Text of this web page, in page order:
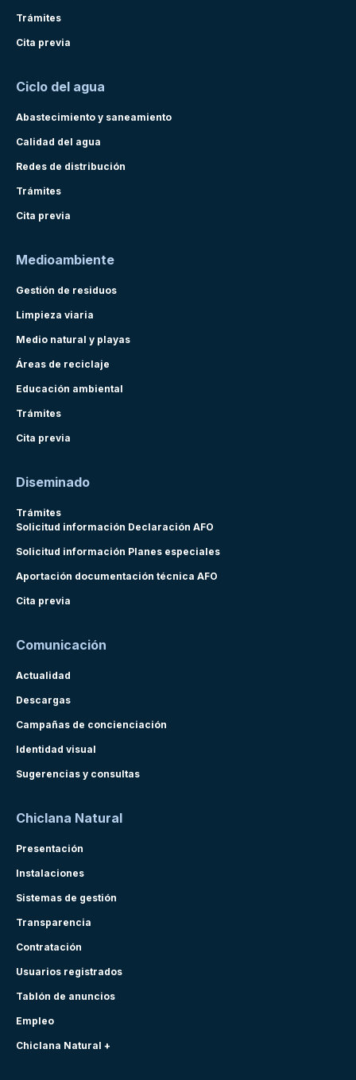
Trámites
Cita previa
Ciclo del agua
Abastecimiento y saneamiento
Calidad del agua
Redes de distribución
Trámites
Cita previa
Medioambiente
Gestión de residuos
Limpieza viaria
Medio natural y playas
Áreas de reciclaje
Educación ambiental
Trámites
Cita previa
Diseminado
Trámites
Solicitud información Declaración AFO
Solicitud información Planes especiales
Aportación documentación técnica AFO
Cita previa
Comunicación
Actualidad
Descargas
Campañas de concienciación
Identidad visual
Sugerencias y consultas
Chiclana Natural
Presentación
Instalaciones
Sistemas de gestión
Transparencia
Contratación
Usuarios registrados
Tablón de anuncios
Empleo
Chiclana Natural +